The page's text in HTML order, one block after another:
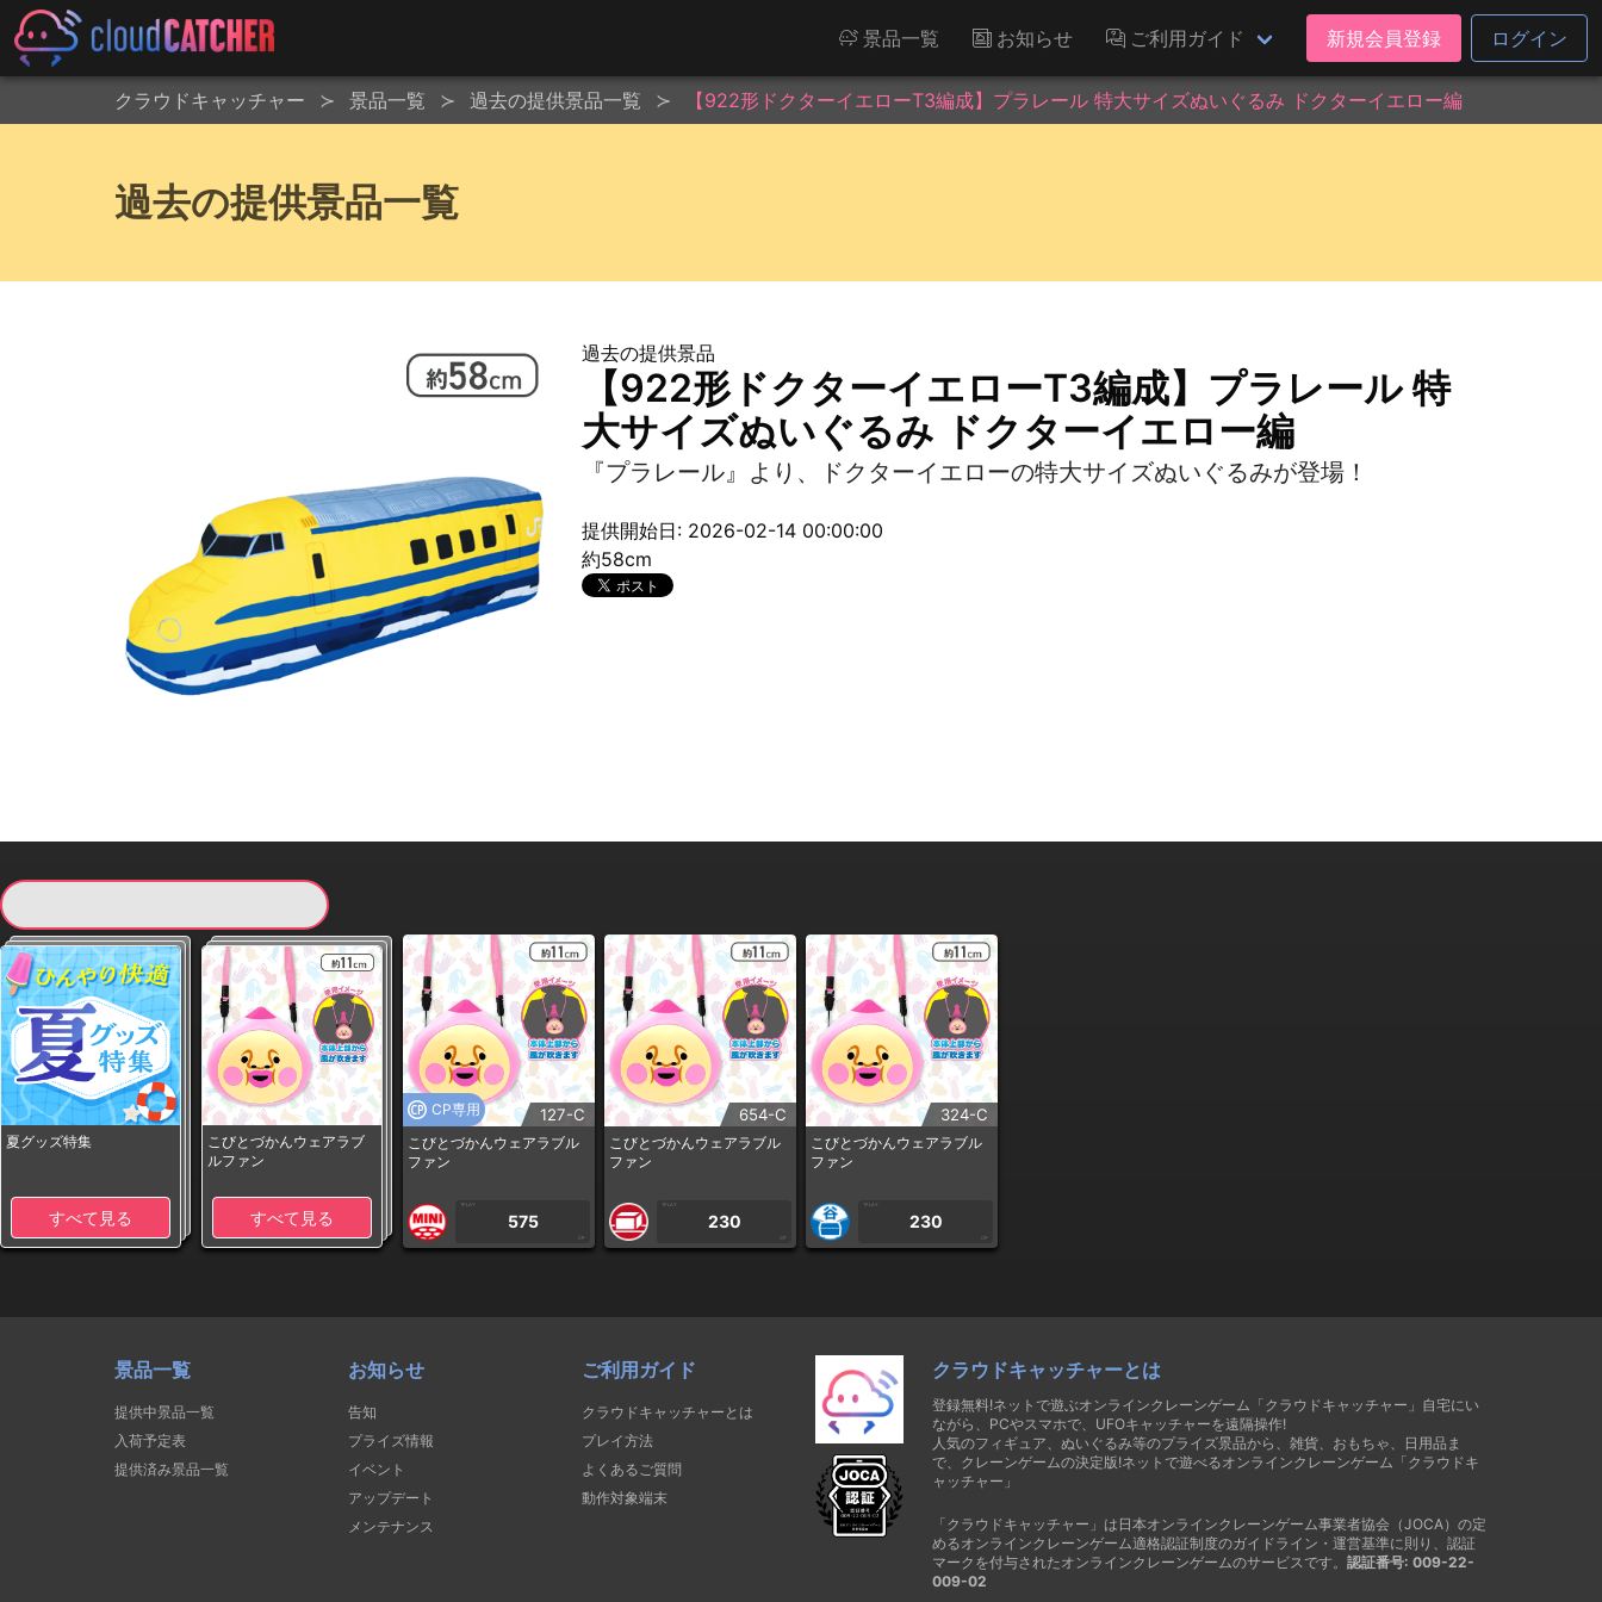
景品一覧 お知らせ ご利用ガイド 新規会員登録 ログイン
クラウドキャッチャー 景品一覧 過去の提供景品一覧 【922形ドクターイエローT3編成】プラレール 特大サイズぬいぐるみ ドクターイエロー編
過去の提供景品一覧
過去の提供景品
【922形ドクターイエローT3編成】プラレール 特
大サイズぬいぐるみ ドクターイエロー編
『プラレール』より、ドクターイエローの特大サイズぬいぐるみが登場！
提供開始日: 2026-02-14 00:00:00
約58cm
夏グッズ特集
すべて見る
こびとづかんウェアラブ
ルファン
すべて見る
CP専用 127-C
こびとづかんウェアラブル
ファン
1PLAY
575
CP
654-C
こびとづかんウェアラブル
ファン
1PLAY
230
CP
324-C
こびとづかんウェアラブル
ファン
1PLAY
230
CP
景品一覧
提供中景品一覧
入荷予定表
提供済み景品一覧
お知らせ
告知
プライズ情報
イベント
アップデート
メンテナンス
ご利用ガイド
クラウドキャッチャーとは
プレイ方法
よくあるご質問
動作対象端末
クラウドキャッチャーとは
登録無料!ネットで遊ぶオンラインクレーンゲーム「クラウドキャッチャー」自宅にい
ながら、PCやスマホで、UFOキャッチャーを遠隔操作!
人気のフィギュア、ぬいぐるみ等のプライズ景品から、雑貨、おもちゃ、日用品ま
で、クレーンゲームの決定版!ネットで遊べるオンラインクレーンゲーム「クラウドキ
ャッチャー」
「クラウドキャッチャー」は日本オンラインクレーンゲーム事業者協会（JOCA）の定
めるオンラインクレーンゲーム適格認証制度のガイドライン・運営基準に則り、認証
マークを付与されたオンラインクレーンゲームのサービスです。 認証番号: 009-22-
009-02